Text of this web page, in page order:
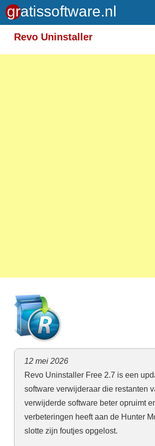
Revo Uninstaller
12 mei 2026
Revo Uninstaller Free 2.7 is een
software verwijderaar die restanten
verwijderde software beter opruimt
verbeteringen heeft aan de Hunter
slotte zijn foutjes opgelost.